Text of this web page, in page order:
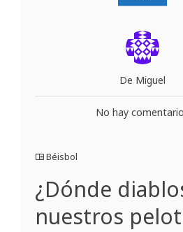
De Miguel
No hay
Béisbol
¿Dónde
nuestros